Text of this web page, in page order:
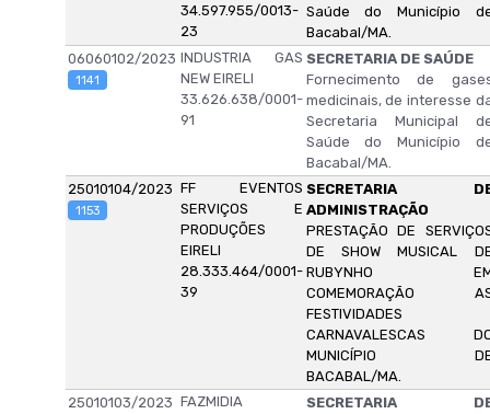
34.597.955/0013-
23
Saúde do Município
Bacabal/MA.
06060102/2023
1141
INDUSTRIA GAS
NEW EIRELI
33.626.638/0001-
91
SECRETARIA DE SAÚDE
Fornecimento de
medicinais, de interesse
Secretaria Municipal
Saúde do Município
Bacabal/MA.
25010104/2023
1153
FF EVENTOS
SERVIÇOS E
PRODUÇÕES
EIRELI
28.333.464/0001-
39
SECRETARIA
ADMINISTRAÇÃO
PRESTAÇÃO DE
DE SHOW MUSICAL
RUBYNHO
COMEMORAÇÃO
FESTIVIDADES
CARNAVALESCAS
MUNICÍPIO
BACABAL/MA.
25010103/2023 FAZMIDIA
SECRETARIA